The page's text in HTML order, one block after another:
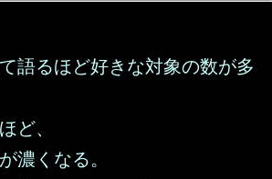
語るほど好きな対象の数が多
ど、
濃くなる。